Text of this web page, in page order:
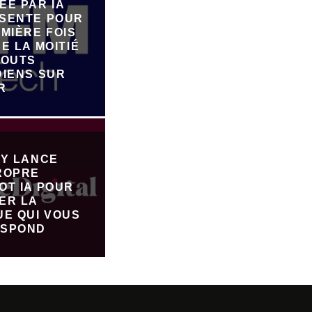
PAR IA
POUR
FOIS
LA MOITIÉ
SUR
LANCE
IA POUR
LA
QUI VOUS